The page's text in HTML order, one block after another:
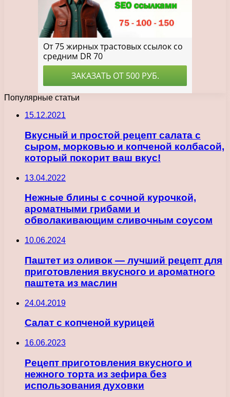
Популярные статьи
15.12.2021
Вкусный и простой рецепт салата с
сыром, морковью и копченой колбасой,
который покорит ваш вкус!
13.04.2022
Нежные блины с сочной курочкой,
ароматными грибами и
обволакивающим сливочным соусом
10.06.2024
Паштет из оливок — лучший рецепт для
приготовления вкусного и ароматного
паштета из маслин
24.04.2019
Салат с копченой курицей
16.06.2023
Рецепт приготовления вкусного и
нежного торта из зефира без
использования духовки